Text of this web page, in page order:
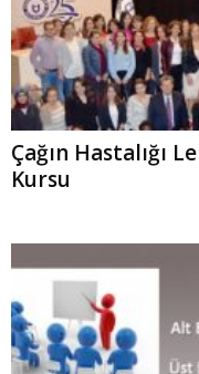
Çağın Hastalığı
Kursu